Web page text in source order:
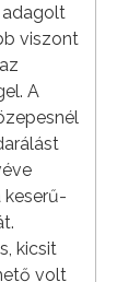
viszont
A
keserű-
kicsit
volt